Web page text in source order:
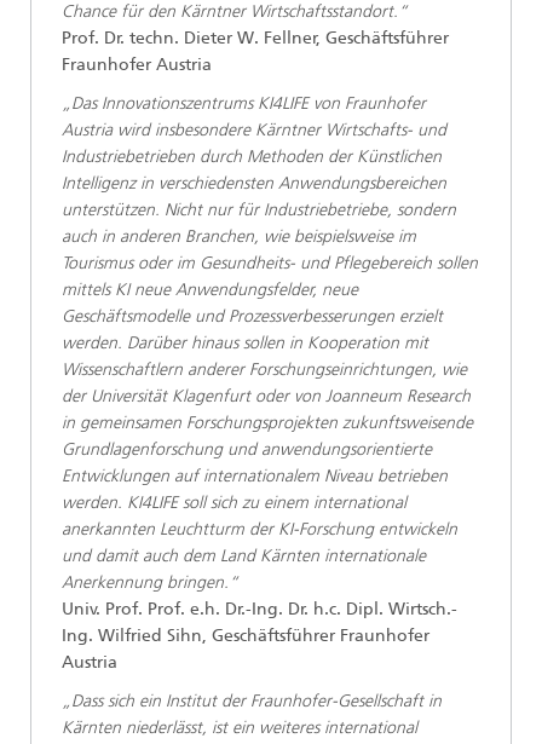
Chance für den Kärntner Wirtschaftsstandort.“
Prof. Dr. techn. Dieter W. Fellner, Geschäftsführer
Fraunhofer Austria
„Das Innovationszentrums KI4LIFE von Fraunhofer
Austria wird insbesondere Kärntner Wirtschafts- und
Industriebetrieben durch Methoden der Künstlichen
Intelligenz in verschiedensten Anwendungsbereichen
unterstützen. Nicht nur für Industriebetriebe, sondern
auch in anderen Branchen, wie beispielsweise im
Tourismus oder im Gesundheits- und Pflegebereich sollen
mittels KI neue Anwendungsfelder, neue
Geschäftsmodelle und Prozessverbesserungen erzielt
werden. Darüber hinaus sollen in Kooperation mit
Wissenschaftlern anderer Forschungseinrichtungen, wie
der Universität Klagenfurt oder von Joanneum Research
in gemeinsamen Forschungsprojekten zukunftsweisende
Grundlagenforschung und anwendungsorientierte
Entwicklungen auf internationalem Niveau betrieben
werden. KI4LIFE soll sich zu einem international
anerkannten Leuchtturm der KI-Forschung entwickeln
und damit auch dem Land Kärnten internationale
Anerkennung bringen.“
Univ. Prof. Prof. e.h. Dr.-Ing. Dr. h.c. Dipl. Wirtsch.-
Ing. Wilfried Sihn, Geschäftsführer Fraunhofer
Austria
„Dass sich ein Institut der Fraunhofer-Gesellschaft in
Kärnten niederlässt, ist ein weiteres international